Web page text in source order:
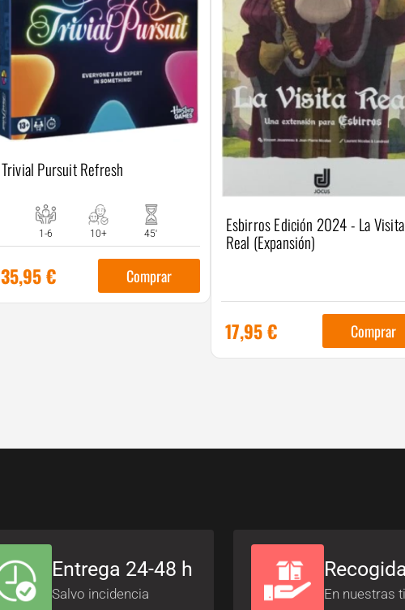
Trivial Pursuit Refresh
1-6 10+ 45'
35,95€ Comprar
Esbirros Edición 2024 - La Visita
Real (Expansión)
17,95€ Comprar
Entrega 24-48 h
Salvo incidencia En nuestras